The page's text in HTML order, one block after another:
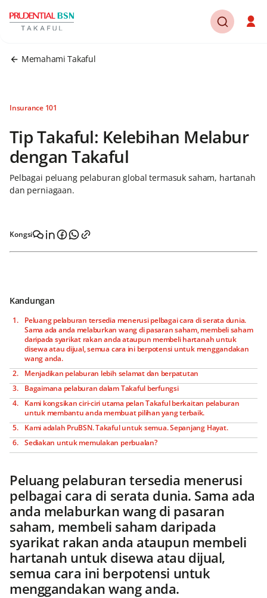
Memahami Takaful
Insurance 101
Tip Takaful: Kelebihan Melabur
dengan Takaful
Pelbagai peluang pelaburan global termasuk saham, hartanah
dan perniagaan.
Kongsi
Kandungan
Peluang pelaburan tersedia menerusi pelbagai cara di serata dunia.
Sama ada anda melaburkan wang di pasaran saham, membeli saham
daripada syarikat rakan anda ataupun membeli hartanah untuk
disewa atau dijual, semua cara ini berpotensi untuk menggandakan
wang anda.
Menjadikan pelaburan lebih selamat dan berpatutan
Bagaimana pelaburan dalam Takaful berfungsi
Kami kongsikan ciri-ciri utama pelan Takaful berkaitan pelaburan
untuk membantu anda membuat pilihan yang terbaik.
Kami adalah PruBSN. Takaful untuk semua. Sepanjang Hayat.
Sediakan untuk memulakan perbualan?
Peluang pelaburan tersedia menerusi
pelbagai cara di serata dunia. Sama ada
anda melaburkan wang di pasaran
saham, membeli saham daripada
syarikat rakan anda ataupun membeli
hartanah untuk disewa atau dijual,
semua cara ini berpotensi untuk
menggandakan wang anda.